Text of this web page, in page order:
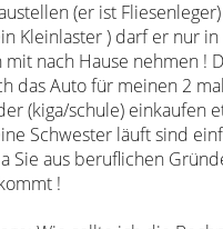
(er ist
Kleinlaster ) darf er nur in
nach Hause nehmen !
das Auto für meinen 2
(kiga/schule) einkaufen
Schwester läuft sind
Sie aus beruflichen
!